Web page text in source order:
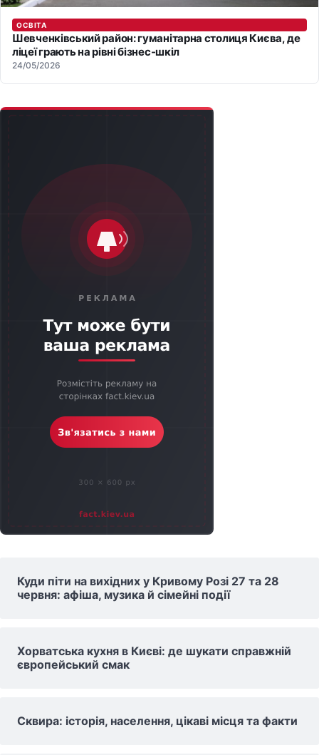
ОСВІТА
Шевченківський район: гуманітарна столиця Києва, де
ліцеї грають на рівні бізнес-шкіл
24/05/2026
Куди піти на вихідних у Кривому Розі 27 та 28
червня: афіша, музика й сімейні події
Хорватська кухня в Києві: де шукати справжній
європейський смак
Сквира: історія, населення, цікаві місця та факти